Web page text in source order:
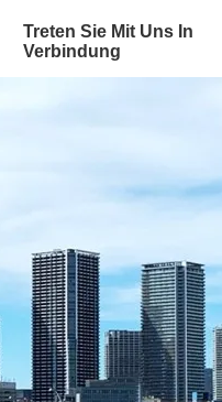
Treten Sie Mit Uns In
Verbindung